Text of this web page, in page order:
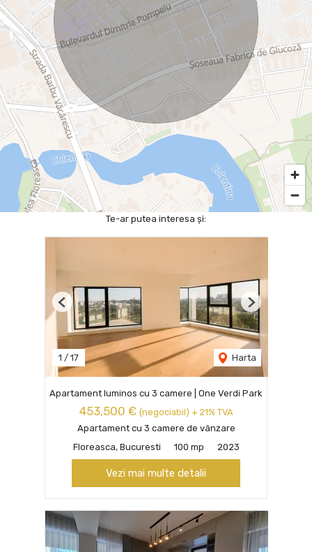
Te-ar putea interesa și:
1 / 17 Harta
Previous Next
Apartament luminos cu 3 camere | One Verdi Park
453,500 € (negociabil) + 21% TVA
Apartament cu 3 camere de vânzare
Floreasca, Bucuresti
100 mp 2023
Vezi mai multe detalii